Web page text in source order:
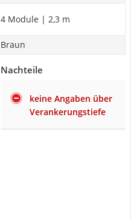
4 Module | 2,3 m
Braun
Nachteile
keine Angaben über
Verankerungstiefe